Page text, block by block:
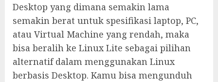
Desktop yang dimana semakin lama
semakin berat untuk spesifikasi laptop, PC,
atau Virtual Machine yang rendah, maka
bisa beralih ke Linux Lite sebagai pilihan
alternatif dalam menggunakan Linux
berbasis Desktop. Kamu bisa mengunduh